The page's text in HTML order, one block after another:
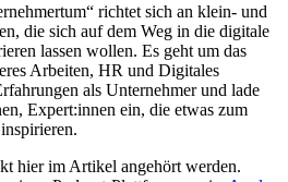
richtet sich an klein- und
die sich auf dem Weg in die digitale
lassen wollen. Es geht um das
Arbeiten, HR und Digitales
als Unternehmer und lade
Expert:innen ein, die etwas zum
hier im Artikel angehört werden.